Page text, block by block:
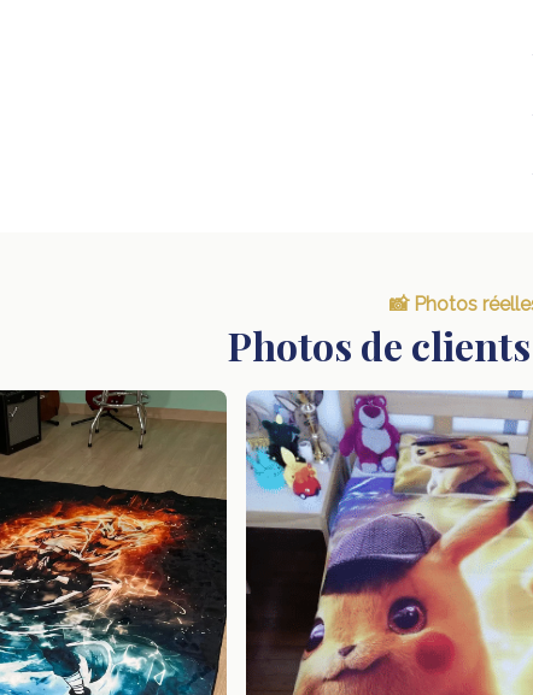
📸 Photos
Photos de